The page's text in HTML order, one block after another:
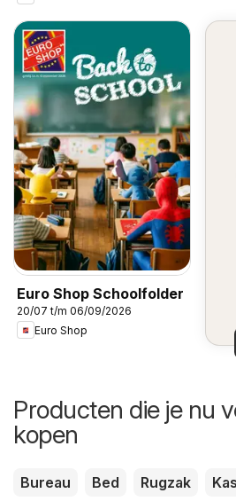
Euro Shop Schoolfolder
20/07 t/m 06/09/2026
Euro Shop
Producten die je nu
kopen
Bureau Bed Rugzak